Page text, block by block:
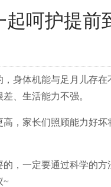
呵护提前
身体机能与足月儿存
、生活能力不强。
，家长们照顾能力好
，一定要通过科学的
~